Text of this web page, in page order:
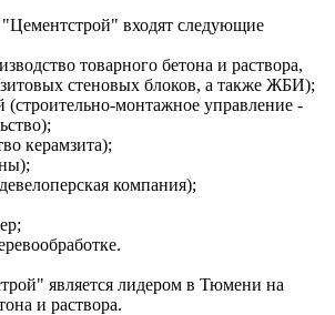
входят следующие
товарного бетона и раствора,
стеновых блоков, а также ЖБИ);
монтажное управление -
керамзита);
компания);
является лидером в Тюмени на
и раствора.